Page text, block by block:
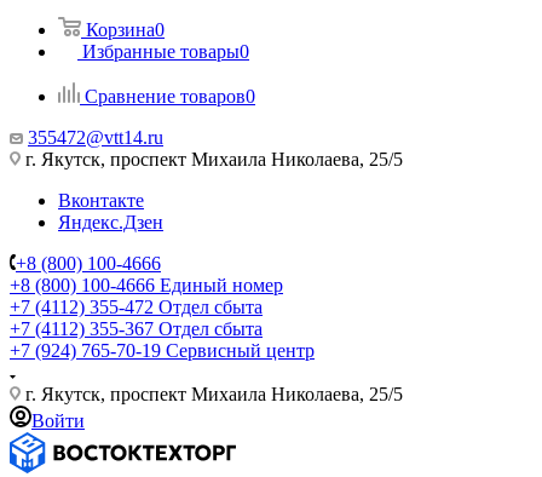
Корзина0
Избранные товары0
Сравнение товаров0
355472@vtt14.ru
г. Якутск, проспект Михаила Николаева, 25/5
Вконтакте
Яндекс.Дзен
+8 (800) 100-4666
+8 (800) 100-4666 Единый номер
+7 (4112) 355-472 Отдел сбыта
+7 (4112) 355-367 Отдел сбыта
+7 (924) 765-70-19 Сервисный центр
г. Якутск, проспект Михаила Николаева, 25/5
Войти